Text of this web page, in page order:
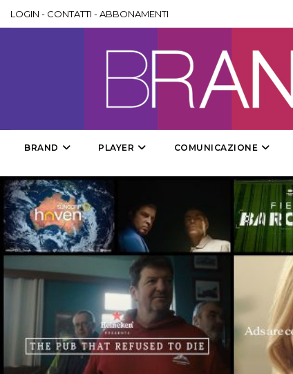
LOGIN - CONTATTI -ABBONAMENTI
BRAND PLAYER COMUNICAZIONE